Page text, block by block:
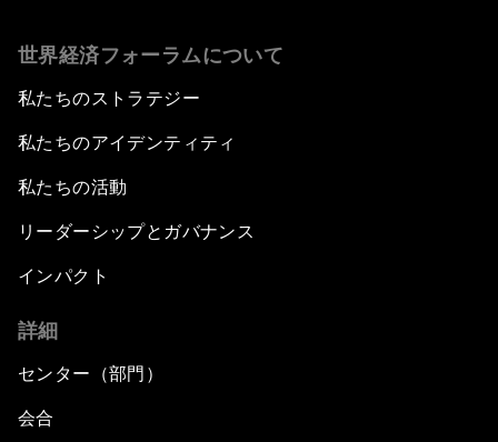
世界経済フォーラムについて
私たちのストラテジー
私たちのアイデンティティ
私たちの活動
リーダーシップとガバナンス
インパクト
詳細
センター（部門）
会合